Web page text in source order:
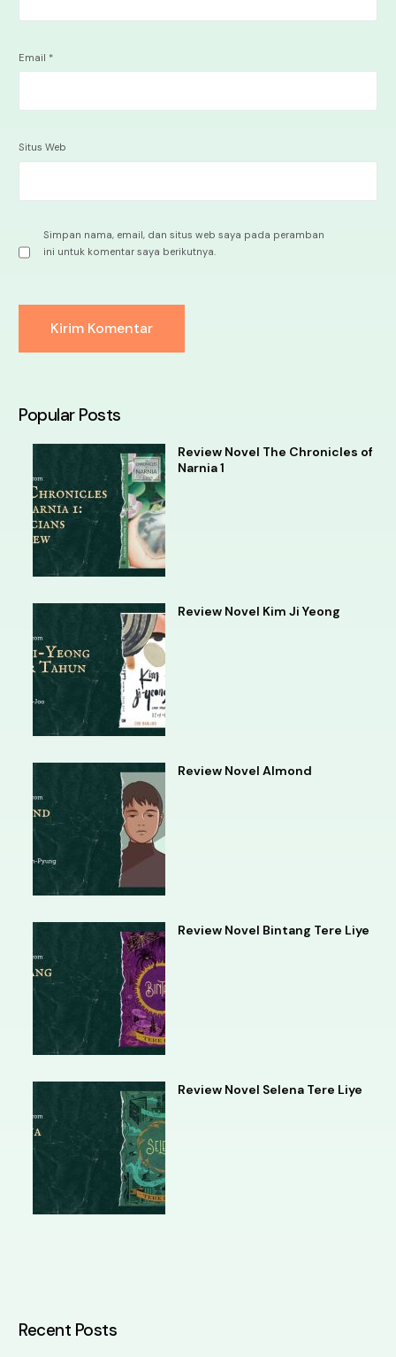
Email *
Situs Web
Simpan nama, email, dan situs web saya pada peramban
ini untuk komentar saya berikutnya.
Popular Posts
Review Novel The Chronicles of
Narnia 1
Review Novel Kim Ji Yeong
Review Novel Almond
Review Novel Bintang Tere Liye
Review Novel Selena Tere Liye
Recent Posts